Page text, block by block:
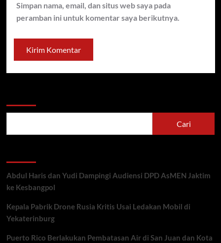
Simpan nama, email, dan situs web saya pada
peramban ini untuk komentar saya berikutnya.
Cari
Abdul Haris dan Yudi Dampingi Audiensi DPD AsMEN Jaktim
ke Kesbangpol
Kepala Pabrik Drone Rusia Kritis Usai Ledakan Mobil di
Yekaterinburg
Puerto Rico Berlakukan Pembatasan Air di San Juan dan Kota